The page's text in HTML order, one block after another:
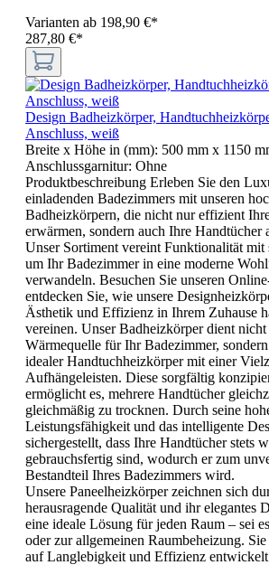
Varianten ab 198,90 €*
287,80 €*
Design Badheizkörper,
Anschluss, weiß
Breite x Höhe in (mm): 500 mm x 1150
Anschlussgarnitur: Ohne
Produktbeschreibung Erleben Sie den
einladenden Badezimmers mit unseren
Badheizkörpern, die nicht nur effizient
erwärmen, sondern auch Ihre Handtücher
Unser Sortiment vereint Funktionalität
um Ihr Badezimmer in eine moderne
verwandeln. Besuchen Sie unseren
entdecken Sie, wie unsere
Ästhetik und Effizienz in Ihrem Zuhause
vereinen. Unser Badheizkörper dient
Wärmequelle für Ihr Badezimmer,
idealer Handtuchheizkörper mit einer
Aufhängeleisten. Diese sorgfältig
ermöglicht es, mehrere Handtücher
gleichmäßig zu trocknen. Durch seine
Leistungsfähigkeit und das intelligente
sichergestellt, dass Ihre Handtücher stets
gebrauchsfertig sind, wodurch er zum
Bestandteil Ihres Badezimmers wird.
Unsere Paneelheizkörper zeichnen sich
herausragende Qualität und ihr elegantes
eine ideale Lösung für jeden Raum – sei
oder zur allgemeinen Raumbeheizung.
auf Langlebigkeit und Effizienz